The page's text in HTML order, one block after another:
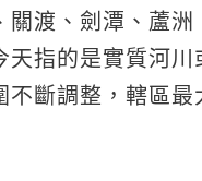
渡、劍潭、蘆
天指的是實質河
斷調整，轄區